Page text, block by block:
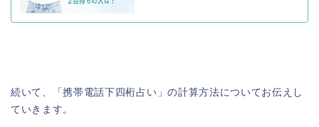
続いて、「携帯電話下四桁占い」の計算方法についてお伝えし
ていきます。